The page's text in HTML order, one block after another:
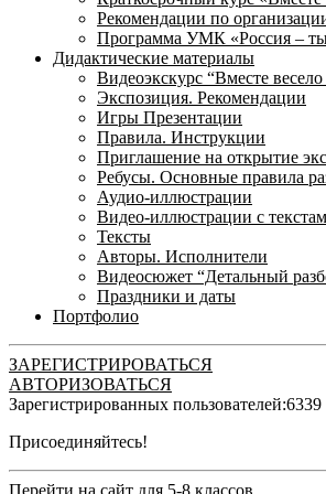
Рекомендации по
Программа УМК «Россия – ты
Дидактические материалы
Видеоэкскурс “Вместе
Экспозиция. Рекомендации
Игры Презентации
Правила. Инструкции
Приглашение на открытие
Ребусы. Основные правила
Аудио-иллюстрации
Видео-иллюстрации с
Тексты
Авторы. Исполнители
Видеосюжет “Детальный
Праздники и даты
Портфолио
ЗАРЕГИСТРИРОВАТЬСЯ
АВТОРИЗОВАТЬСЯ
Зарегистрированных пользователей:6339
Присоединяйтесь!
Перейти на сайт для 5-8 классов